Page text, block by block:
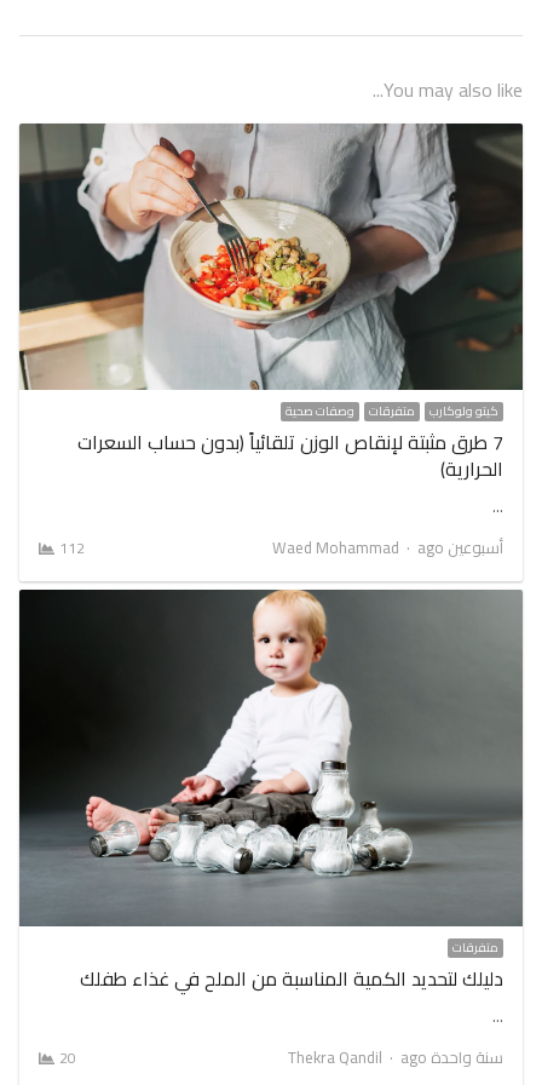
الكيتوني و الصيام المتقطع, رؤيتي و رسالتي هي
نشر الوعي الصحي الغذائي والرياضي لمساعتك على فهم
احتياجات جسمك وبالتالي تحسن صحتك ولتصبح شخص جديد
خالي من الأمراض المزمنة مثل السكري والضغط وتكيس
المبايض وزيادة الوزن لتشعر بالنشاط والخفة للتمكن من
الحصول على النوم الكافي والعميق, مع زيادة في التركيز
والنشاط الذهني, وذلك من خلال حمياتنا وبرامج الدعم لدينا
التي تصمم خصيصا لك لتمنح الشعور بالشبع وخسارة الوزن
بدون الجوع والحرمان.
View all posts by أحمد سمارة →
You may also like...
وصفات صحية
7 طرق مثبتة لإنقاص الوزن تلقائياً (بدون حساب السعرات
أسبوعين ago
Author
Waed Mohammad
112